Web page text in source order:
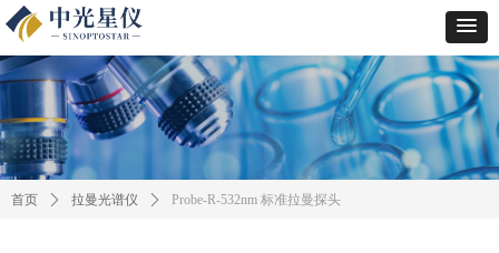
首页 ꄲ 拉曼光谱仪 ꄲ Probe-R-532nm 标准拉曼探头